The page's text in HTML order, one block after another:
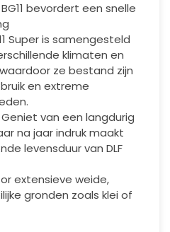
bevordert een snelle
Super is samengesteld
klimaten en
ze bestand zijn
en extreme
van een langdurig
na jaar indruk maakt
levensduur van DLF
extensieve weide,
gronden zoals klei of